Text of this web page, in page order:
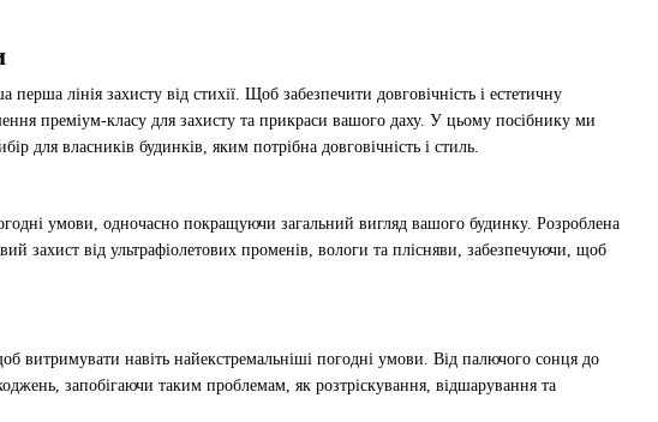
лінія захисту від стихії. Щоб забезпечити довговічність і естетичну
преміум-класу для захисту та прикраси вашого даху. У цьому посібнику ми
власників будинків, яким потрібна довговічність і стиль.
умови, одночасно покращуючи загальний вигляд вашого будинку. Розроблена
захист від ультрафіолетових променів, вологи та плісняви, забезпечуючи, щоб
витримувати навіть найекстремальніші погодні умови. Від палючого сонця до
запобігаючи таким проблемам, як розтріскування, відшарування та